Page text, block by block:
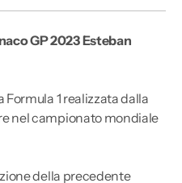
GP 2023 Esteban
Formula 1 realizzata dalla
nel campionato mondiale
della precedente